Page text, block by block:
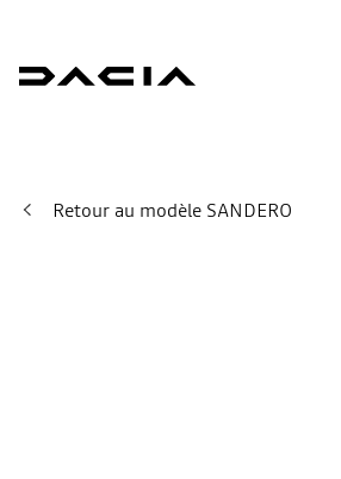
Retour au modèle SANDERO